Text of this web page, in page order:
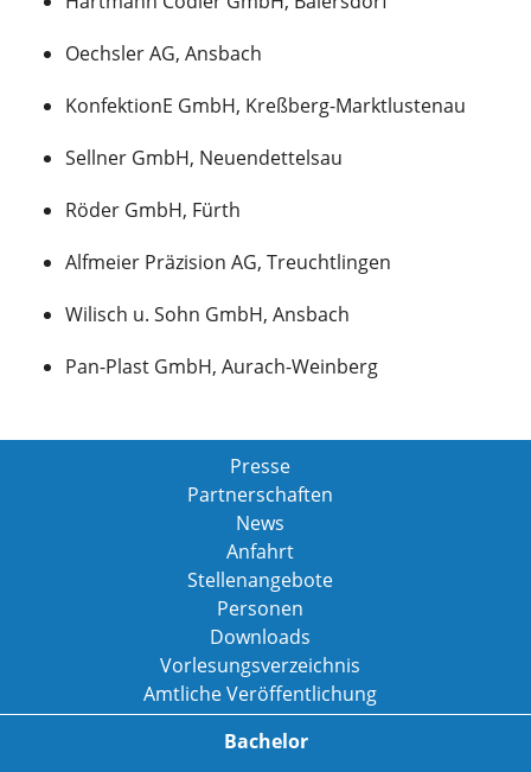
Oechsler AG, Ansbach
KonfektionE GmbH, Kreßberg-Marktlustenau
Sellner GmbH, Neuendettelsau
Röder GmbH, Fürth
Alfmeier Präzision AG, Treuchtlingen
Wilisch u. Sohn GmbH, Ansbach
Pan-Plast GmbH, Aurach-Weinberg
Presse
Partnerschaften
News
Anfahrt
Stellenangebote
Personen
Downloads
Vorlesungsverzeichnis
Amtliche Veröffentlichung
Bachelor